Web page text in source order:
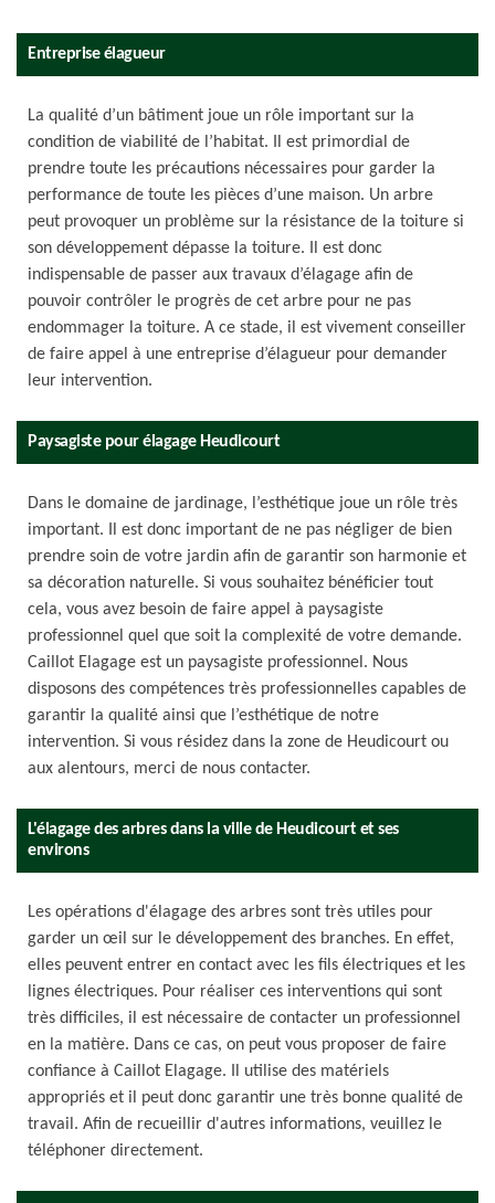
Entreprise élagueur
La qualité d’un bâtiment joue un rôle important sur la
condition de viabilité de l’habitat. Il est primordial de
prendre toute les précautions nécessaires pour garder la
performance de toute les pièces d’une maison. Un arbre
peut provoquer un problème sur la résistance de la toiture si
son développement dépasse la toiture. Il est donc
indispensable de passer aux travaux d’élagage afin de
pouvoir contrôler le progrès de cet arbre pour ne pas
endommager la toiture. A ce stade, il est vivement conseiller
de faire appel à une entreprise d’élagueur pour demander
leur intervention.
Paysagiste pour élagage Heudicourt
Dans le domaine de jardinage, l’esthétique joue un rôle très
important. Il est donc important de ne pas négliger de bien
prendre soin de votre jardin afin de garantir son harmonie et
sa décoration naturelle. Si vous souhaitez bénéficier tout
cela, vous avez besoin de faire appel à paysagiste
professionnel quel que soit la complexité de votre demande.
Caillot Elagage est un paysagiste professionnel. Nous
disposons des compétences très professionnelles capables de
garantir la qualité ainsi que l’esthétique de notre
intervention. Si vous résidez dans la zone de Heudicourt ou
aux alentours, merci de nous contacter.
L'élagage des arbres dans la ville de Heudicourt et ses
environs
Les opérations d'élagage des arbres sont très utiles pour
garder un œil sur le développement des branches. En effet,
elles peuvent entrer en contact avec les fils électriques et les
lignes électriques. Pour réaliser ces interventions qui sont
très difficiles, il est nécessaire de contacter un professionnel
en la matière. Dans ce cas, on peut vous proposer de faire
confiance à Caillot Elagage. Il utilise des matériels
appropriés et il peut donc garantir une très bonne qualité de
travail. Afin de recueillir d'autres informations, veuillez le
téléphoner directement.